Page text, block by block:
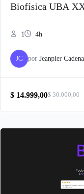
Biofísica UBA
1 4h
JC por Jeanpier
$30.000,00
El
precio
$ 30.000,00.
$ 14.999,00
El
precio
$ 14.999,00.